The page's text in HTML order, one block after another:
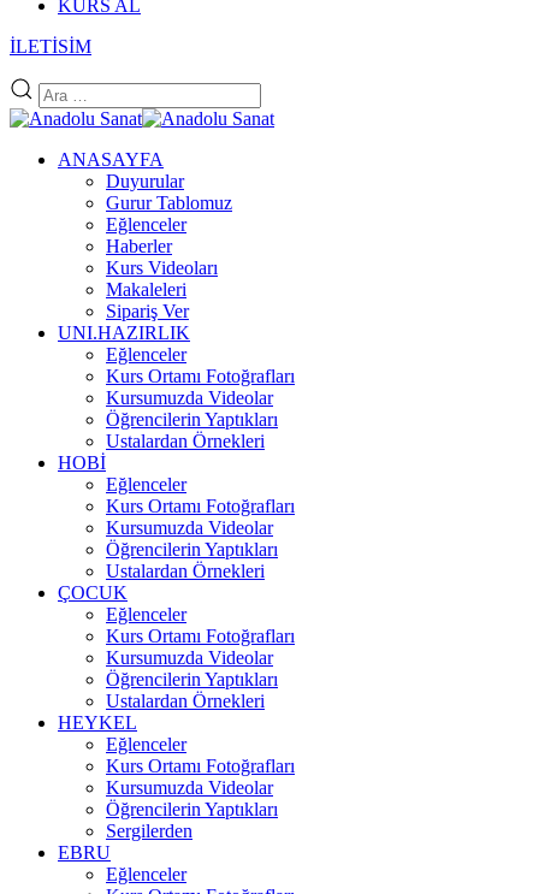
KURS AL
İLETİSİM
ANASAYFA
Duyurular
Gurur Tablomuz
Eğlenceler
Haberler
Kurs Videoları
Makaleleri
Sipariş Ver
UNI.HAZIRLIK
Eğlenceler
Kurs Ortamı Fotoğrafları
Kursumuzda Videolar
Öğrencilerin Yaptıkları
Ustalardan Örnekleri
HOBİ
Eğlenceler
Kurs Ortamı Fotoğrafları
Kursumuzda Videolar
Öğrencilerin Yaptıkları
Ustalardan Örnekleri
ÇOCUK
Eğlenceler
Kurs Ortamı Fotoğrafları
Kursumuzda Videolar
Öğrencilerin Yaptıkları
Ustalardan Örnekleri
HEYKEL
Eğlenceler
Kurs Ortamı Fotoğrafları
Kursumuzda Videolar
Öğrencilerin Yaptıkları
Sergilerden
EBRU
Eğlenceler